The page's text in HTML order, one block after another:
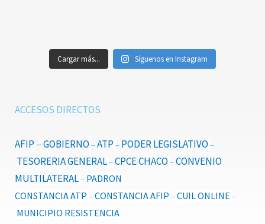
Cargar más... Síguenos en Instagram
ACCESOS DIRECTOS
AFIP–GOBIERNO – ATP– PODER LEGISLATIVO –
TESORERIA GENERAL– CPCE CHACO – CONVENIO
MULTILATERAL– PADRON
CONSTANCIA ATP – CONSTANCIA AFIP – CUIL ONLINE –
MUNICIPIO RESISTENCIA